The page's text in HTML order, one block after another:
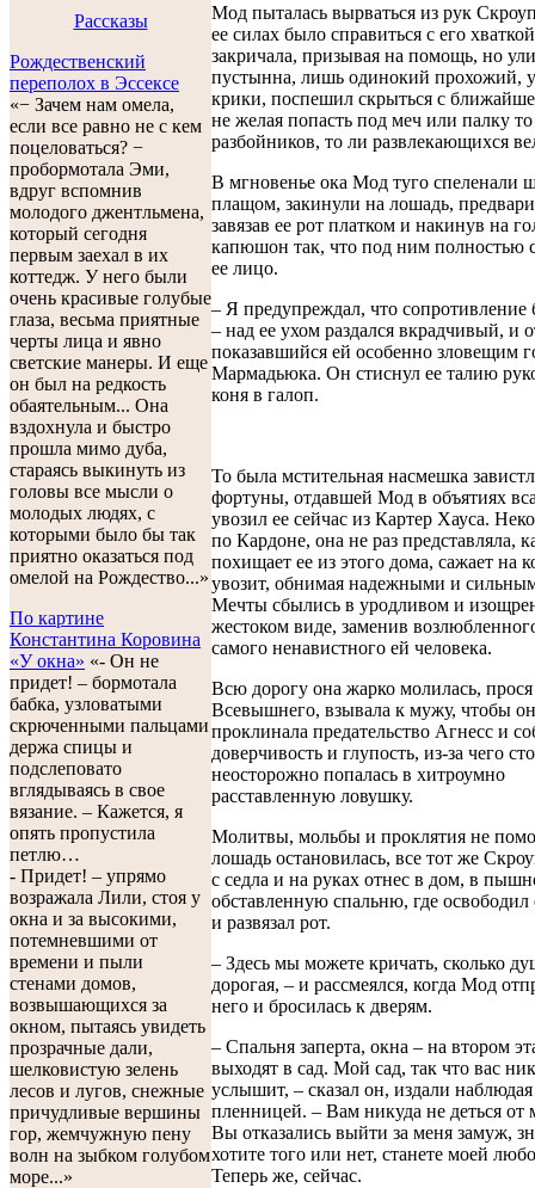
Рассказы
Рождественский
переполох в Эссексе
«− Зачем нам омела,
если все равно не с кем
поцеловаться? −
пробормотала Эми,
вдруг вспомнив
молодого джентльмена,
который сегодня
первым заехал в их
коттедж. У него были
очень красивые голубые
глаза, весьма приятные
черты лица и явно
светские манеры. И еще
он был на редкость
обаятельным... Она
вздохнула и быстро
прошла мимо дуба,
стараясь выкинуть из
головы все мысли о
молодых людях, с
которыми было бы так
приятно оказаться под
омелой на Рождество...»
По картине
Константина Коровина
«У окна» «- Он не
придет! – бормотала
бабка, узловатыми
скрюченными пальцами
держа спицы и
подслеповато
вглядываясь в свое
вязание. – Кажется, я
опять пропустила
петлю…
- Придет! – упрямо
возражала Лили, стоя у
окна и за высокими,
потемневшими от
времени и пыли
стенами домов,
возвышающихся за
окном, пытаясь увидеть
прозрачные дали,
шелковистую зелень
лесов и лугов, снежные
причудливые вершины
гор, жемчужную пену
волн на зыбком голубом
море...»
Мод пыталась вырваться из рук
ее силах было справиться с его
закричала, призывая на помощь, но
пустынна, лишь одинокий прохожий,
крики, поспешил скрыться с
не желая попасть под меч или палку
разбойников, то ли развлекающихся
В мгновенье ока Мод туго спеленали
плащом, закинули на лошадь,
завязав ее рот платком и накинув на
капюшон так, что под ним полностью
ее лицо.
– Я предупреждал, что сопротивление
– над ее ухом раздался вкрадчивый, и
показавшийся ей особенно зловещим
Мармадьюка. Он стиснул ее талию
коня в галоп.
То была мстительная насмешка
фортуны, отдавшей Мод в объятиях
увозил ее сейчас из Картер Хауса.
по Кардоне, она не раз представляла,
похищает ее из этого дома, сажает на
увозит, обнимая надежными и
Мечты сбылись в уродливом и
жестоком виде, заменив
самого ненавистного ей человека.
Всю дорогу она жарко молилась,
Всевышнего, взывала к мужу, чтобы он
проклинала предательство Агнесс и
доверчивость и глупость, из-за чего
неосторожно попалась в хитроумно
расставленную ловушку.
Молитвы, мольбы и проклятия не
лошадь остановилась, все тот же
с седла и на руках отнес в дом, в
обставленную спальню, где освободил
и развязал рот.
– Здесь мы можете кричать, сколько
дорогая, – и рассмеялся, когда Мод
него и бросилась к дверям.
– Спальня заперта, окна – на втором
выходят в сад. Мой сад, так что вас
услышит, – сказал он, издали наблюдая
пленницей. – Вам никуда не деться
Вы отказались выйти за меня замуж,
хотите того или нет, станете моей
Теперь же, сейчас.